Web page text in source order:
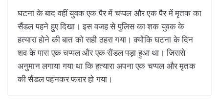
घटना के बाद वहीं युवक एक पैर में चप्पल और एक पैर में मृतक का
सैंडल पहने हुए दिखा। इस वजह से पुलिस का शक युवक के
हत्यारा होने की बात को सही ठहरा गया। क्योंकि घटना के दिन
शव के पास एक चप्पल और एक सैंडल पड़ा हुआ था। जिससे
अनुमान लगाया गया था कि हत्यारा अपना एक चप्पल और मृतक
की सैंडल पहनकर फरार हो गया।